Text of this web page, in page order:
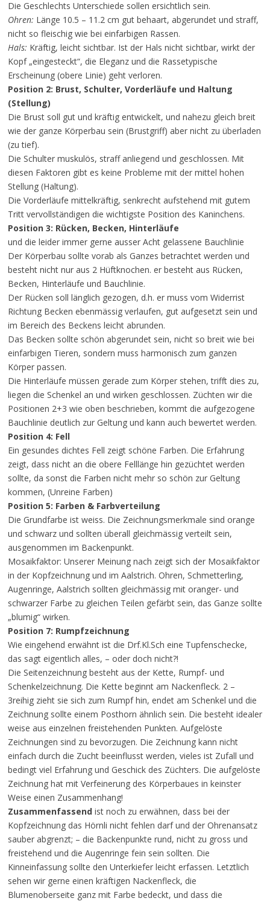
Die Geschlechts Unterschiede sollen ersichtlich sein.
Ohren: Länge 10.5 – 11.2 cm gut behaart, abgerundet und straff,
nicht so fleischig wie bei einfarbigen Rassen.
Hals: Kräftig, leicht sichtbar. Ist der Hals nicht sichtbar, wirkt der
Kopf „eingesteckt“, die Eleganz und die Rassetypische
Erscheinung (obere Linie) geht verloren.
Position 2: Brust, Schulter, Vorderläufe und Haltung
(Stellung)
Die Brust soll gut und kräftig entwickelt, und nahezu gleich breit
wie der ganze Körperbau sein (Brustgriff) aber nicht zu überladen
(zu tief).
Die Schulter muskulös, straff anliegend und geschlossen. Mit
diesen Faktoren gibt es keine Probleme mit der mittel hohen
Stellung (Haltung).
Die Vorderläufe mittelkräftig, senkrecht aufstehend mit gutem
Tritt vervollständigen die wichtigste Position des Kaninchens.
Position 3: Rücken, Becken, Hinterläufe
und die leider immer gerne ausser Acht gelassene Bauchlinie
Der Körperbau sollte vorab als Ganzes betrachtet werden und
besteht nicht nur aus 2 Hüftknochen. er besteht aus Rücken,
Becken, Hinterläufe und Bauchlinie.
Der Rücken soll länglich gezogen, d.h. er muss vom Widerrist
Richtung Becken ebenmässig verlaufen, gut aufgesetzt sein und
im Bereich des Beckens leicht abrunden.
Das Becken sollte schön abgerundet sein, nicht so breit wie bei
einfarbigen Tieren, sondern muss harmonisch zum ganzen
Körper passen.
Die Hinterläufe müssen gerade zum Körper stehen, trifft dies zu,
liegen die Schenkel an und wirken geschlossen. Züchten wir die
Positionen 2+3 wie oben beschrieben, kommt die aufgezogene
Bauchlinie deutlich zur Geltung und kann auch bewertet werden.
Position 4: Fell
Ein gesundes dichtes Fell zeigt schöne Farben. Die Erfahrung
zeigt, dass nicht an die obere Felllänge hin gezüchtet werden
sollte, da sonst die Farben nicht mehr so schön zur Geltung
kommen, (Unreine Farben)
Position 5: Farben & Farbverteilung
Die Grundfarbe ist weiss. Die Zeichnungsmerkmale sind orange
und schwarz und sollten überall gleichmässig verteilt sein,
ausgenommen im Backenpunkt.
Mosaikfaktor: Unserer Meinung nach zeigt sich der Mosaikfaktor
in der Kopfzeichnung und im Aalstrich. Ohren, Schmetterling,
Augenringe, Aalstrich sollten gleichmässig mit oranger- und
schwarzer Farbe zu gleichen Teilen gefärbt sein, das Ganze sollte
„blumig“ wirken.
Position 7: Rumpfzeichnung
Wie eingehend erwähnt ist die Drf.Kl.Sch eine Tupfenschecke,
das sagt eigentlich alles, – oder doch nicht?!
Die Seitenzeichnung besteht aus der Kette, Rumpf- und
Schenkelzeichnung. Die Kette beginnt am Nackenfleck. 2 –
3reihig zieht sie sich zum Rumpf hin, endet am Schenkel und die
Zeichnung sollte einem Posthorn ähnlich sein. Die besteht idealer
weise aus einzelnen freistehenden Punkten. Aufgelöste
Zeichnungen sind zu bevorzugen. Die Zeichnung kann nicht
einfach durch die Zucht beeinflusst werden, vieles ist Zufall und
bedingt viel Erfahrung und Geschick des Züchters. Die aufgelöste
Zeichnung hat mit Verfeinerung des Körperbaues in keinster
Weise einen Zusammenhang!
Zusammenfassendist noch zu erwähnen, dass bei der
Kopfzeichnung das Hörnli nicht fehlen darf und der Ohrenansatz
sauber abgrenzt; – die Backenpunkte rund, nicht zu gross und
freistehend und die Augenringe fein sein sollten. Die
Kinneinfassung sollte den Unterkiefer leicht erfassen. Letztlich
sehen wir gerne einen kräftigen Nackenfleck, die
Blumenoberseite ganz mit Farbe bedeckt, und dass die